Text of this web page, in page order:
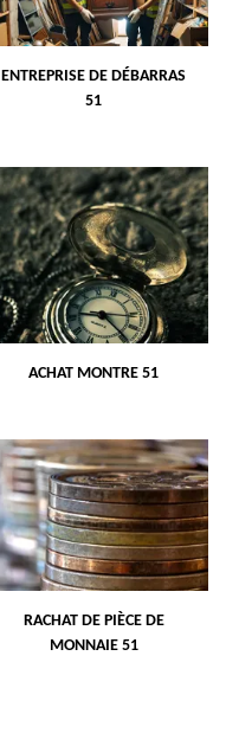
ENTREPRISE DE DÉBARRAS
51
ACHAT MONTRE 51
RACHAT DE PIÈCE DE
MONNAIE 51